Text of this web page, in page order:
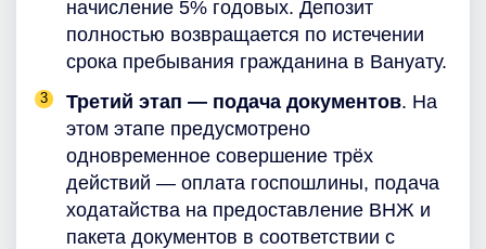
начисление 5% годовых. Депозит
полностью возвращается по истечении
срока пребывания гражданина в Вануату.
Третий этап — подача документов. На
этом этапе предусмотрено
одновременное совершение трёх
действий — оплата госпошлины, подача
ходатайства на предоставление ВНЖ и
пакета документов в соответствии с